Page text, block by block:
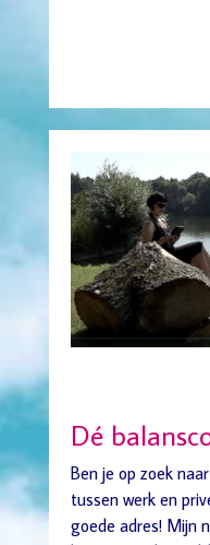
Dé
Ben je op zoek
tussen werk en
goede adres! Mijn